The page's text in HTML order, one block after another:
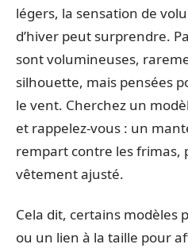
légers, la sensation de
d’hiver peut surprendre.
sont volumineuses,
silhouette, mais pensées
le vent. Cherchez un
et rappelez-vous : un
rempart contre les frimas,
vêtement ajusté.
Cela dit, certains modèles
ou un lien à la taille pour